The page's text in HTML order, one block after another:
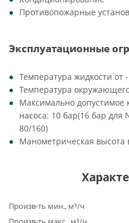
Противопожарные
Эксплуатационные
Температура жидкости от -
Температура
Максимально допустимое
насоса: 10 бар(16 бар для
80/160)
Манометрическая высота
Произв-ть мин., м³/ч